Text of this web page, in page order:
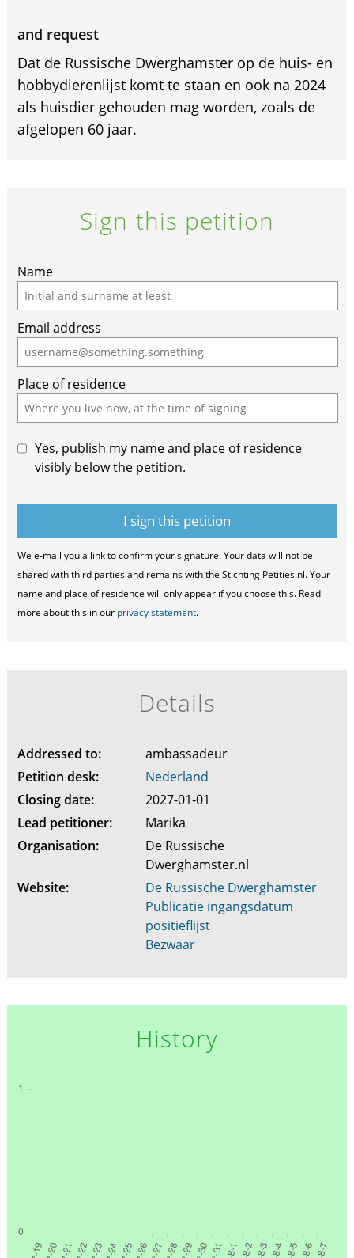
and request
Dat de Russische Dwerghamster op de huis- en
hobbydierenlijst komt te staan en ook na 2024
als huisdier gehouden mag worden, zoals de
afgelopen 60 jaar.
Sign this petition
Name
Email address
Place of residence
Yes, publish my name and place of residence
visibly below the petition.
We e-mail you a link to confirm your signature. Your data will not be
shared with third parties and remains with the Stichting Petities.nl. Your
name and place of residence will only appear if you choose this. Read
more about this in our privacy statement.
Details
Addressed to:
ambassadeur
Petition desk:
Nederland
Closing date:
2027-01-01
Lead petitioner:
Marika
Organisation:
De Russische
Dwerghamster.nl
Website:
De Russische Dwerghamster
Publicatie ingangsdatum
positieflijst
Bezwaar
History